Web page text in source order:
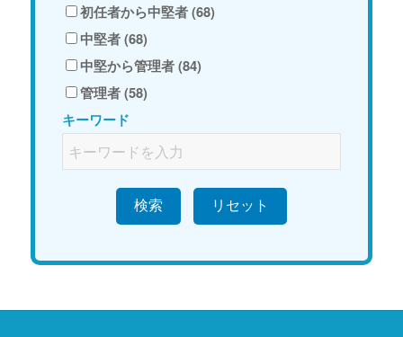
初任者から中堅者 (68)
中堅者 (68)
中堅から管理者 (84)
管理者 (58)
キーワード
検索